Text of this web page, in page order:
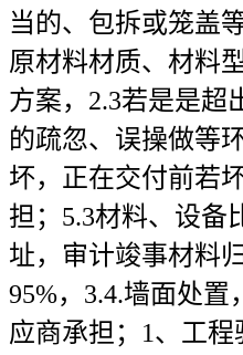
当的、包拆或笼盖
原材料材质、材料
方案，2.3若是是超
的疏忽、误操做等
坏，正在交付前若
担；5.3材料、设备
址，审计竣事材料
95%，3.4.墙面处
应商承担；1、工